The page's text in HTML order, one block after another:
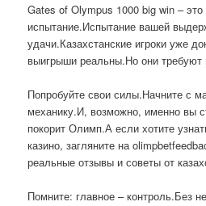
Gates of Olympus 1000 big win –
испытание.Испытание вашей
удачи.Казахстанские игроки уже
выигрыши реальны.Но они требуют
Попробуйте свои силы.Начните с
механику.И, возможно, именно вы
покорит Олимп.А если хотите
казино, загляните на
реальные отзывы и советы от
Помните: главное – контроль.Без